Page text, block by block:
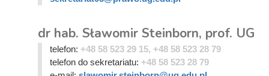
dr hab. Sławomir Steinborn, prof. UG
telefon: +48 58 523 29 15, +48 58 523 28 79
telefon do sekretariatu: +48 58 523 28 79